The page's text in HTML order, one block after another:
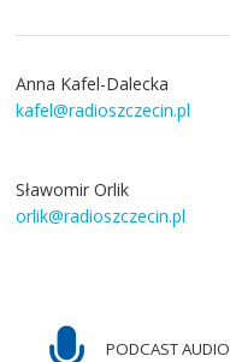
Anna Kafel-Dalecka
kafel@radioszczecin.pl
Sławomir Orlik
orlik@radioszczecin.pl
PODCAST AUDIO